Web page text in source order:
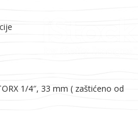
Vijčana roba
1/4″, 33 mm ( zaštićeno od